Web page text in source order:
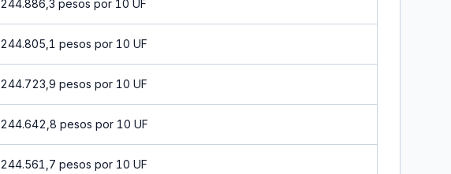
244.886,3 pesos por 10 UF
244.805,1 pesos por 10 UF
244.723,9 pesos por 10 UF
244.642,8 pesos por 10 UF
244.561,7 pesos por 10 UF